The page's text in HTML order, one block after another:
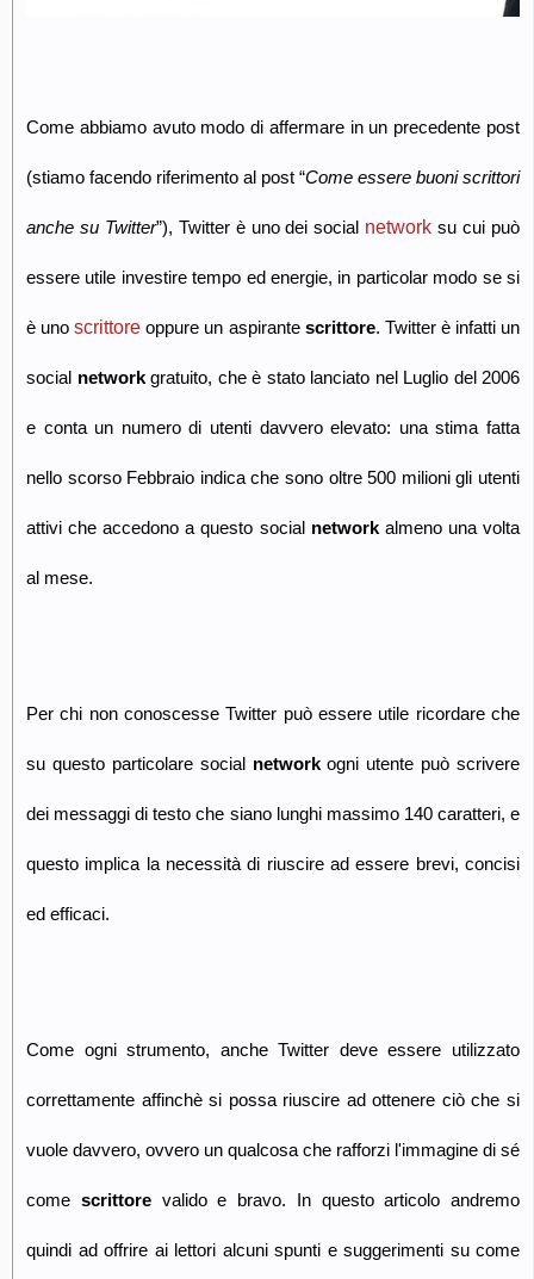
Come abbiamo avuto modo di affermare in un precedente post
(stiamo facendo riferimento al post “Come essere buoni scrittori
anche su Twitter”), Twitter è uno dei social network su cui può
essere utile investire tempo ed energie, in particolar modo se si
è unoscrittore oppure un aspirante scrittore. Twitter è infatti un
social networkgratuito, che è stato lanciato nel Luglio del 2006
e conta un numero di utenti davvero elevato: una stima fatta
nello scorso Febbraio indica che sono oltre 500 milioni gli utenti
attivi che accedono a questo social networkalmeno una volta
al mese.
Per chi non conoscesse Twitter può essere utile ricordare che
su questo particolare social networkogni utente può scrivere
dei messaggi di testo che siano lunghi massimo 140 caratteri, e
questo implica la necessità di riuscire ad essere brevi, concisi
ed efficaci.
Come ogni strumento, anche Twitter deve essere utilizzato
correttamente affinchè si possa riuscire ad ottenere ciò che si
vuole davvero, ovvero un qualcosa che rafforzi l'immagine di sé
come scrittorevalido e bravo. In questo articolo andremo
quindi ad offrire ai lettori alcuni spunti e suggerimenti su come